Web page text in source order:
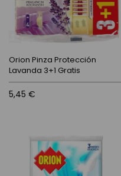
Orion Pinza Protección
Lavanda 3+1 Gratis
5,45 €